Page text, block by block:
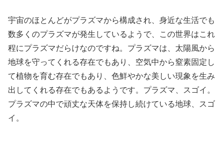
宇宙のほとんどがプラズマから構成され、身近な生活でも
数多くのプラズマが発生しているようで、この世界はこれ
程にプラズマだらけなのですね。プラズマは、太陽風から
地球を守ってくれる存在でもあり、空気中から窒素固定し
て植物を育む存在でもあり、色鮮やかな美しい現象を生み
出してくれる存在でもあるようです。プラズマ、スゴイ。
プラズマの中で頑丈な天体を保持し続けている地球、スゴ
イ。